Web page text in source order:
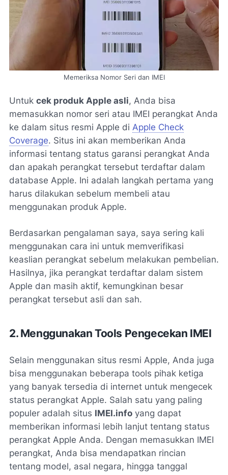
Memeriksa Nomor Seri dan IMEI
Untuk cek produk Apple asli, Anda bisa
memasukkan nomor seri atau IMEI perangkat Anda
ke dalam situs resmi Apple di Apple Check
Coverage. Situs ini akan memberikan Anda
informasi tentang status garansi perangkat Anda
dan apakah perangkat tersebut terdaftar dalam
database Apple. Ini adalah langkah pertama yang
harus dilakukan sebelum membeli atau
menggunakan produk Apple.
Berdasarkan pengalaman saya, saya sering kali
menggunakan cara ini untuk memverifikasi
keaslian perangkat sebelum melakukan pembelian.
Hasilnya, jika perangkat terdaftar dalam sistem
Apple dan masih aktif, kemungkinan besar
perangkat tersebut asli dan sah.
2. Menggunakan Tools Pengecekan IMEI
Selain menggunakan situs resmi Apple, Anda juga
bisa menggunakan beberapa tools pihak ketiga
yang banyak tersedia di internet untuk mengecek
status perangkat Apple. Salah satu yang paling
populer adalah situs IMEI.info yang dapat
memberikan informasi lebih lanjut tentang status
perangkat Apple Anda. Dengan memasukkan IMEI
perangkat, Anda bisa mendapatkan rincian
tentang model, asal negara, hingga tanggal